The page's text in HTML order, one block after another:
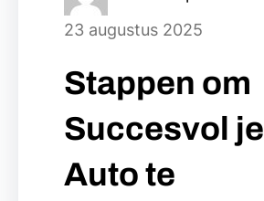
23 augustus 2025
Stappen om
Succesvol je
Auto te